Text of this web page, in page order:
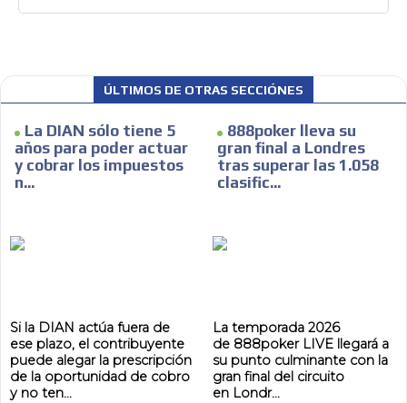
ÚLTIMOS DE OTRAS SECCIÓNES
La DIAN sólo tiene 5
años para poder actuar
y cobrar los impuestos
n...
Si la DIAN actúa fuera de
ese plazo, el contribuyente
puede alegar la prescripción
de la oportunidad de cobro
y no ten...
888poker lleva su
gran final a Londres
tras superar las 1.058
clasific...
La temporada 2026
de 888poker LIVE llegará a
su punto culminante con la
gran final del circuito
en Londr...
ADVERTISEMENT